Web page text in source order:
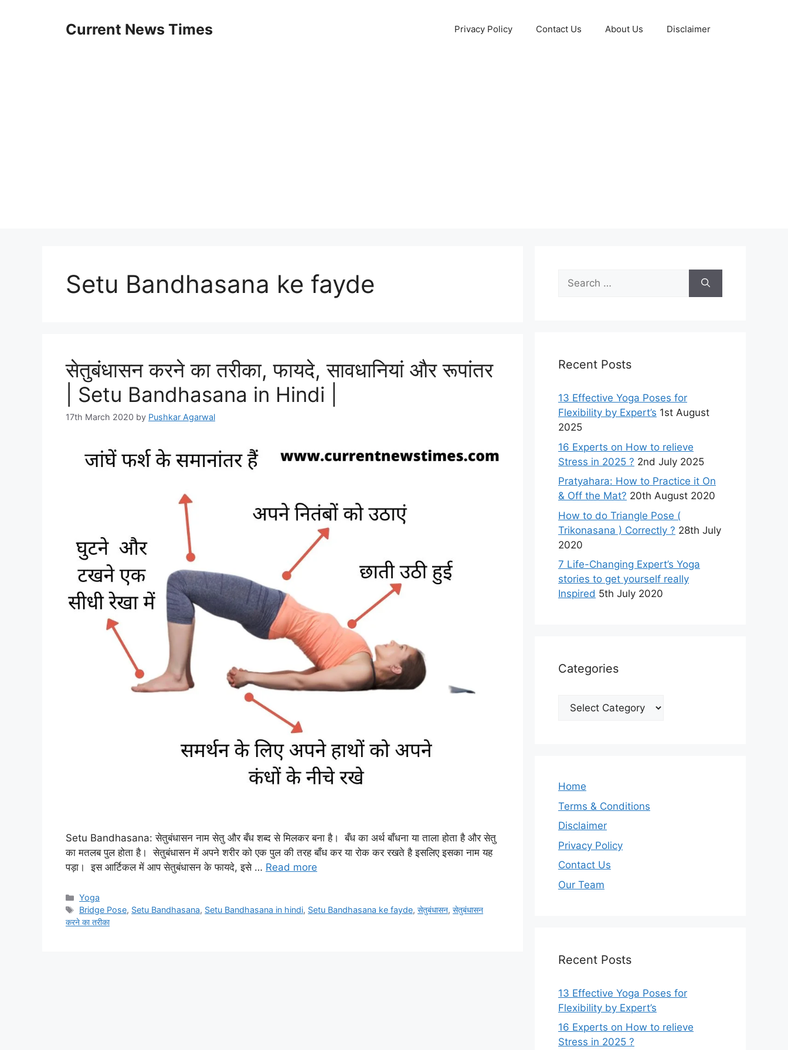
Current News Times Privacy Policy Contact Us About Us Disclaimer
Setu Bandhasana ke fayde
सेतुबंधासन करने का तरीका, फायदे, सावधानियां और रूपांतर
| Setu Bandhasana in Hindi |
17th March 2020 by Pushkar Agarwal
Setu Bandhasana: सेतुबंधासन नाम सेतु और बँध शब्द से मिलकर बना है। बँध का अर्थ बाँधना या ताला होता है और सेतु
का मतलब पुल होता है। सेतुबंधासन में अपने शरीर को एक पुल की तरह बाँध कर या रोक कर रखते है इसलिए इसका नाम यह
पड़ा। इस आर्टिकल में आप सेतुबंधासन के फायदे, इसे … Read more
Categories
Yoga
Tags
Bridge Pose, Setu Bandhasana, Setu Bandhasana in hindi, Setu Bandhasana ke fayde,सेतुबंधासन,सेतुबंधासन
करने का तरीका
Search
for:
Recent Posts
13 Effective Yoga Poses for
Flexibility by Expert’s 1st August
2025
16 Experts on How to relieve
Stress in 2025 ? 2nd July 2025
Pratyahara: How to Practice it On
& Off the Mat? 20th August 2020
How to do Triangle Pose (
Trikonasana ) Correctly ? 28th July
2020
7 Life-Changing Expert’s Yoga
stories to get yourself really
Inspired 5th July 2020
Categories
Categories
Home
Terms & Conditions
Disclaimer
Privacy Policy
Contact Us
Our Team
Recent Posts
13 Effective Yoga Poses for
Flexibility by Expert’s
16 Experts on How to relieve
Stress in 2025 ?